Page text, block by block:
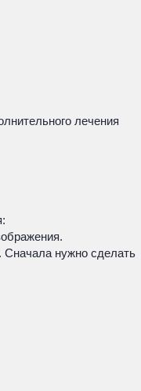
лечения
Сначала нужно сделать